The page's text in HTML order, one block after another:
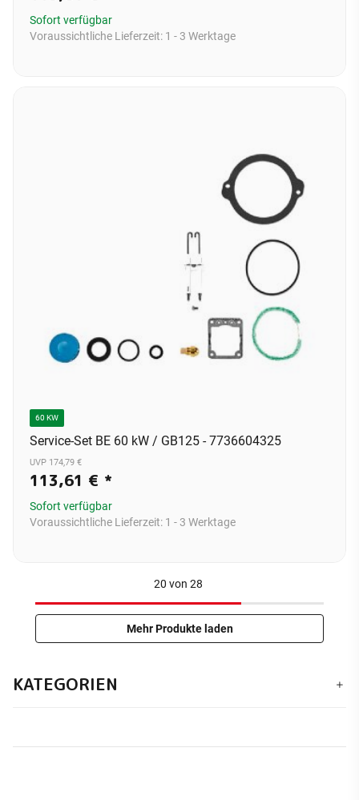
Sofort verfügbar
Voraussichtliche Lieferzeit: 1 - 3 Werktage
60 KW
Service-Set BE 60 kW / GB125 - 7736604325
UVP 174,79 €
113,61 € *
Sofort verfügbar
Voraussichtliche Lieferzeit: 1 - 3 Werktage
20 von 28
Mehr Produkte laden
KATEGORIEN